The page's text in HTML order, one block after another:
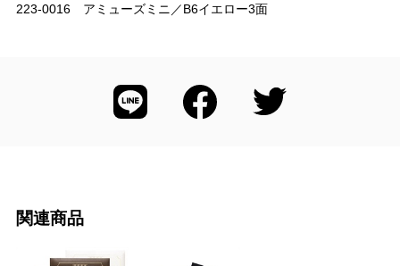
223-0016 アミューズミニ／B6イエロー3面
関連商品